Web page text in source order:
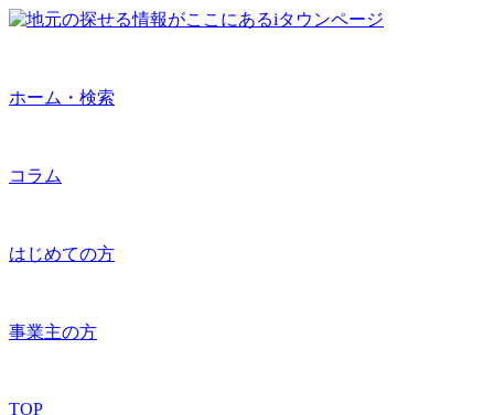
ホーム・検索
コラム
はじめての方
事業主の方
TOP